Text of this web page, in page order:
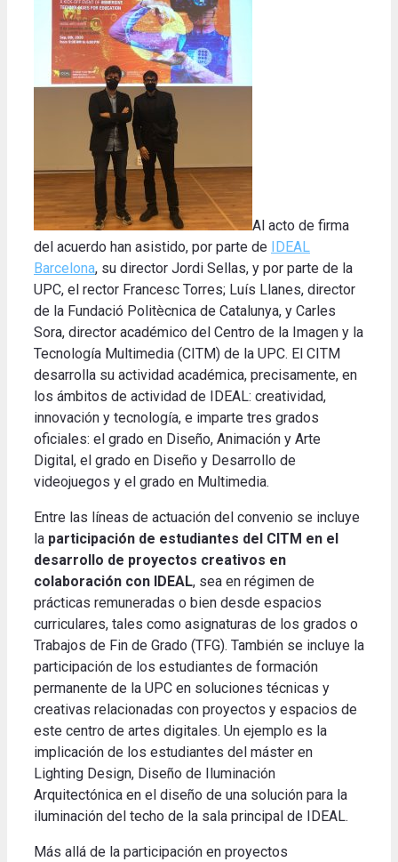
Al acto de firma
del acuerdo han asistido, por parte de
IDEAL
Barcelona, ​​su director Jordi Sellas, y por parte de la
UPC, el rector Francesc Torres; Luís Llanes, director
de la Fundació Politècnica de Catalunya, y Carles
Sora, director académico del Centro de la Imagen y la
Tecnología Multimedia (CITM) de la UPC. El CITM
desarrolla su actividad académica, precisamente, en
los ámbitos de actividad de IDEAL: creatividad,
innovación y tecnología, e imparte tres grados
oficiales: el grado en Diseño, Animación y Arte
Digital, el grado en Diseño y Desarrollo de
videojuegos y el grado en Multimedia.
Entre las líneas de actuación del convenio se incluye
la participación de estudiantes del CITM en el
desarrollo de proyectos creativos en
colaboración con IDEAL, sea en régimen de
prácticas remuneradas o bien desde espacios
curriculares, tales como asignaturas de los grados o
Trabajos de Fin de Grado (TFG). También se incluye la
participación de los estudiantes de formación
permanente de la UPC en soluciones técnicas y
creativas relacionadas con proyectos y espacios de
este centro de artes digitales. Un ejemplo es la
implicación de los estudiantes del máster en
Lighting Design, Diseño de Iluminación
Arquitectónica en el diseño de una solución para la
iluminación del techo de la sala principal de IDEAL.
Más allá de la participación en proyectos